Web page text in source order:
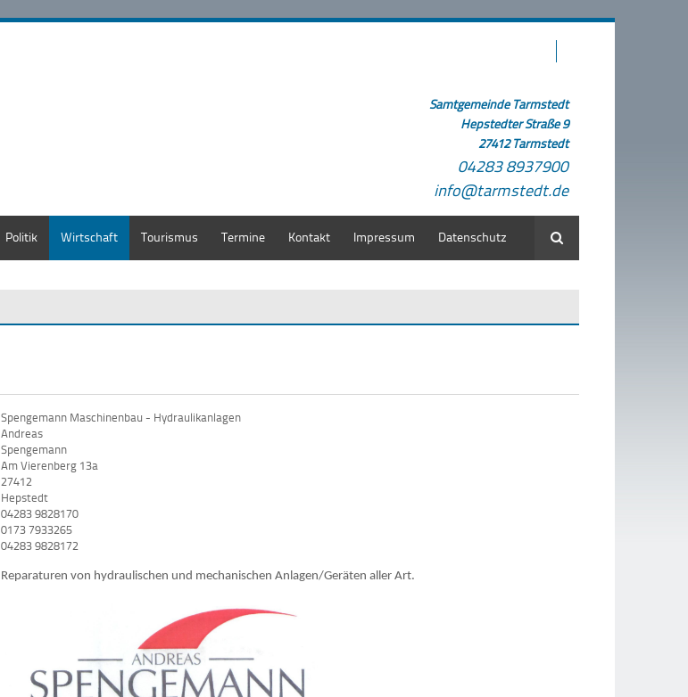
Samtgemeinde Tarmstedt
Hepstedter Straße 9
27412 Tarmstedt
04283 8937900
info@tarmstedt.de
Politik Wirtschaft Tourismus Termine Kontakt Impressum Datenschutz Suche
Spengemann Maschinenbau - Hydraulikanlagen
Andreas
Spengemann
Am Vierenberg 13a
27412
Hepstedt
04283 9828170
0173 7933265
04283 9828172
Reparaturen von hydraulischen und mechanischen Anlagen/Geräten aller Art.